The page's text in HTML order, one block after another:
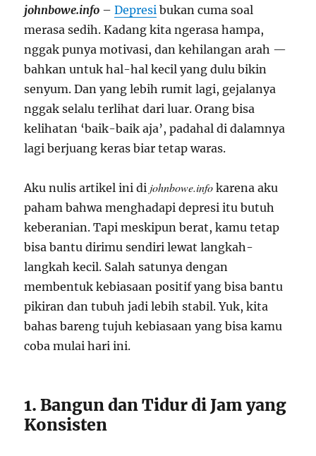
johnbowe.info –Depresi bukan cuma soal
merasa sedih. Kadang kita ngerasa hampa,
nggak punya motivasi, dan kehilangan arah —
bahkan untuk hal-hal kecil yang dulu bikin
senyum. Dan yang lebih rumit lagi, gejalanya
nggak selalu terlihat dari luar. Orang bisa
kelihatan ‘baik-baik aja’, padahal di dalamnya
lagi berjuang keras biar tetap waras.
Aku nulis artikel ini di johnbowe.info karena aku
paham bahwa menghadapi depresi itu butuh
keberanian. Tapi meskipun berat, kamu tetap
bisa bantu dirimu sendiri lewat langkah-
langkah kecil. Salah satunya dengan
membentuk kebiasaan positif yang bisa bantu
pikiran dan tubuh jadi lebih stabil. Yuk, kita
bahas bareng tujuh kebiasaan yang bisa kamu
coba mulai hari ini.
1. Bangun dan Tidur di Jam yang
Konsisten